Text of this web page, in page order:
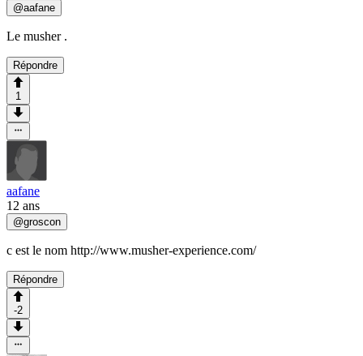
@aafane
Le musher .
Répondre
1
aafane
12 ans
@groscon
c est le nom http://www.musher-experience.com/
Répondre
-2